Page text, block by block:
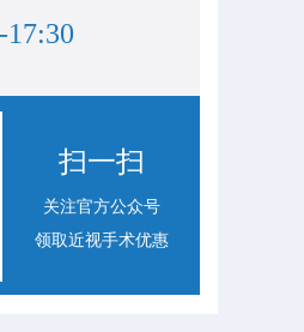
17:30
扫一扫
关注官方公众号
领取近视手术优惠